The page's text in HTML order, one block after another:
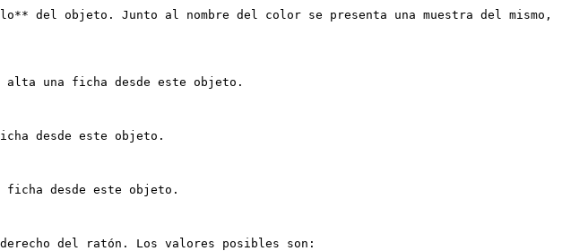
del objeto. Junto al nombre del color se presenta una muestra del mismo,
alta una ficha desde este objeto.
desde este objeto.
ficha desde este objeto.
del ratón. Los valores posibles son: